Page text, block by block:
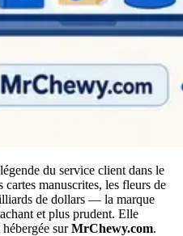
du service client dans le
manuscrites, les fleurs de
de dollars — la marque
et plus prudent. Elle
surMrChewy.com.